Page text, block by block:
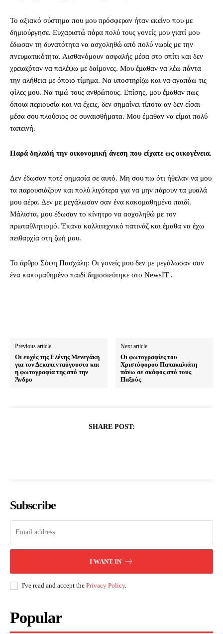
Το αξιακό σύστημα που μου πρόσφεραν ήταν εκείνο που με
δημιούργησε. Ευχαριστώ πάρα πολύ τους γονείς μου γιατί μου
έδωσαν τη δυνατότητα να ασχοληθώ από πολύ νωρίς με την
πνευματικότητα. Αισθανόμουν ασφαλής μέσα στο σπίτι και δεν
χρειαζόταν να παλέψω με δαίμονες. Μου έμαθαν να λέω πάντα
την αλήθεια με όποιο τίμημα. Να υποστηρίζω και να αγαπάω τις
φίλες μου. Να τιμώ τους ανθρώπους. Επίσης, μου έμαθαν πως
όποια περιουσία και να έχεις, δεν σημαίνει τίποτα αν δεν είσαι
μέσα σου πλούσιος σε συναισθήματα. Μου έμαθαν να είμαι πολύ
ταπεινή.
Παρά δηλαδή την οικονομική άνεση που είχατε ως οικογένεια.
Δεν έδωσαν ποτέ σημασία σε αυτό. Μη σου πω ότι ήθελαν να μου
τα παρουσιάζουν και πολύ λιγότερα για να μην πάρουν τα μυαλά
μου αέρα. Δεν με μεγάλωσαν σαν ένα κακομαθημένο παιδί.
Μάλιστα, μου έδωσαν το κίνητρο να ασχοληθώ με τον
πρωταθλητισμό. Έκανα καλλιτεχνικό πατινάζ και έμαθα να έχω
πειθαρχία στη ζωή μου.
To άρθρο Σόφη Πασχάλη: Οι γονείς μου δεν με μεγάλωσαν σαν
ένα κακομαθημένο παιδί δημοσιεύτηκε στο NewsIT .
Previous article
Οι ευχές της Ελένης Μενεγάκη
για τον Δεκαπενταύγουστο και
η φωτογραφία της από την
Άνδρο
Next article
Οι φωτογραφίες του
Χριστόφορου Παπακαλιάτη
πάνω σε σκάφος από τους
Παξούς
SHARE POST:
Subscribe
I WANT IN
I've read and accept the Privacy Policy.
Popular